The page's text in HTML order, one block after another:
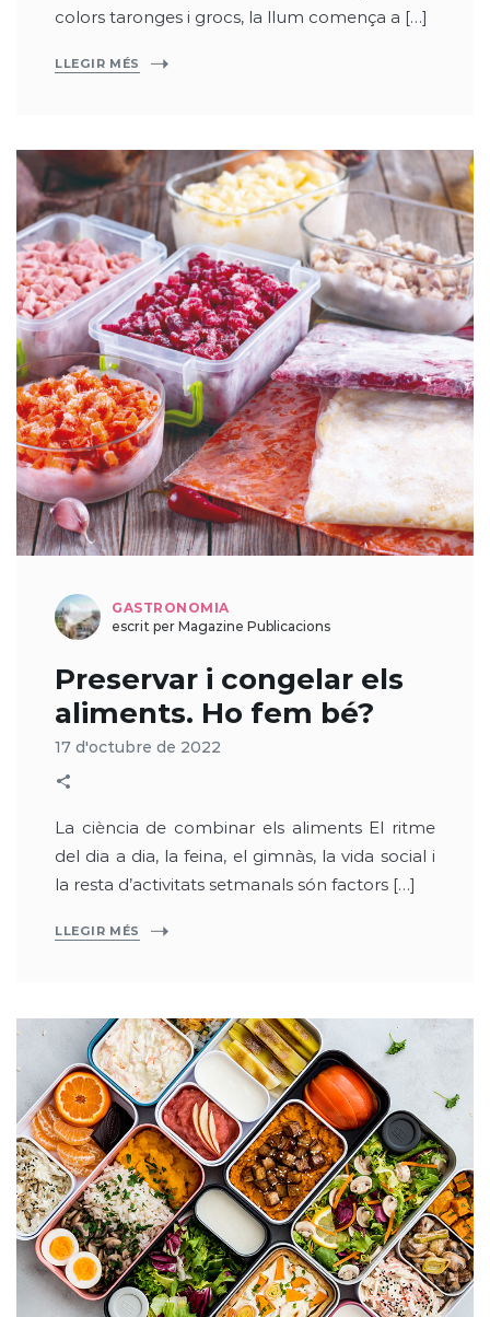
colors taronges i grocs, la llum comença a […]
LLEGIR MÉS
GASTRONOMIA
escrit per Magazine Publicacions
Preservar i congelar els
aliments. Ho fem bé?
17 d'octubre de 2022
La ciència de combinar els aliments El ritme
del dia a dia, la feina, el gimnàs, la vida social i
la resta d’activitats setmanals són factors […]
LLEGIR MÉS